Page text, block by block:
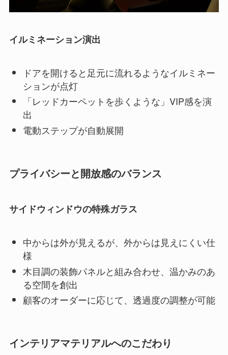
イルミネーション演出
ドアを開けると足元に流れるようなイルミネー
ションが点灯
「レッドカーペットを歩くような」VIP感を演
出
電動ステップが自動展開
プライバシーと開放感のバランス
サイドウィンドウの特殊ガラス
中からは外が見えるが、外からは見えにくい仕
様
木目調の装飾パネルと組み合わせ、温かみのあ
る空間を創出
顧客のオーダーに応じて、透過度の調整が可能
インテリアマテリアルへのこだわり